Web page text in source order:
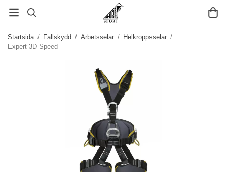
Startsida / Fallskydd / Arbetsselar / Helkroppsselar /
Expert 3D Speed